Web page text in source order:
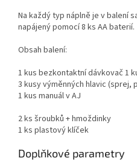
Na každýtyp náplně je v balení
napájenýpomocí 8 ks AA baterií.
Obsah balení:
1 kus bezkontaktní dávkovač 1
3 kusy výměnných hlavic (sprej,
1 kus manuál v AJ
2 ks šroubků + hmoždinky
1 ks plastový klíček
Doplňkové parametry